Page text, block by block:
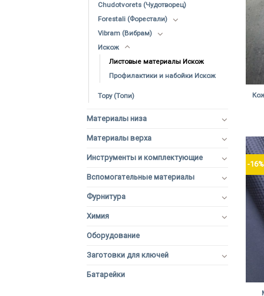
Chudotvorets (Чудотворец)
Forestali (Форестали)
Vibram (Вибрам)
Искож
Листовые материалы Искож
Профилактики и набойки Искож
Topy (Топи)
Материалы низа
Материалы верха
Инструменты и комплектующие
Вспомогательные материалы
Фурнитура
Химия
Оборудование
Заготовки для ключей
Батарейки
-16%